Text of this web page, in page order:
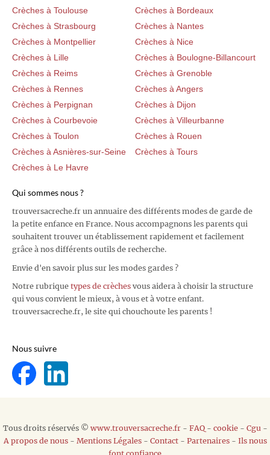
Crèches à Toulouse
Crèches à Bordeaux
Crèches à Strasbourg
Crèches à Nantes
Crèches à Montpellier
Crèches à Nice
Crèches à Lille
Crèches à Boulogne-Billancourt
Crèches à Reims
Crèches à Grenoble
Crèches à Rennes
Crèches à Angers
Crèches à Perpignan
Crèches à Dijon
Crèches à Courbevoie
Crèches à Villeurbanne
Crèches à Toulon
Crèches à Rouen
Crèches à Asnières-sur-Seine
Crèches à Tours
Crèches à Le Havre
Qui sommes nous ?
trouversacreche.fr un annuaire des différents modes de garde de
la petite enfance en France. Nous accompagnons les parents qui
souhaitent trouver un établissement rapidement et facilement
grâce à nos différents outils de recherche.
Envie d'en savoir plus sur les modes gardes ?
Notre rubrique types de crèches vous aidera à choisir la structure
qui vous convient le mieux, à vous et à votre enfant.
trouversacreche.fr, le site qui chouchoute les parents !
Nous suivre
Tous droits réservés © www.trouversacreche.fr- FAQ- cookie- Cgu -
A propos de nous- Mentions Légales- Contact- Partenaires- Ils nous